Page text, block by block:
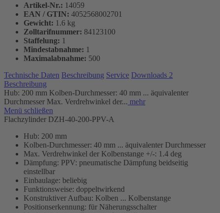
Artikel-Nr.: 14059
EAN / GTIN: 4052568002701
Gewicht: 1.6 kg
Zolltarifnummer: 84123100
Staffelung: 1
Mindestabnahme: 1
Maximalabnahme: 500
Technische Daten Beschreibung Service Downloads 2
Beschreibung
Hub: 200 mm Kolben-Durchmesser: 40 mm ... äquivalenter
Durchmesser Max. Verdrehwinkel der... mehr
Menü schließen
Flachzylinder DZH-40-200-PPV-A
Hub: 200 mm
Kolben-Durchmesser: 40 mm ... äquivalenter Durchmesser
Max. Verdrehwinkel der Kolbenstange +/-: 1.4 deg
Dämpfung: PPV: pneumatische Dämpfung beidseitig
einstellbar
Einbaulage: beliebig
Funktionsweise: doppeltwirkend
Konstruktiver Aufbau: Kolben ... Kolbenstange
Positionserkennung: für Näherungsschalter